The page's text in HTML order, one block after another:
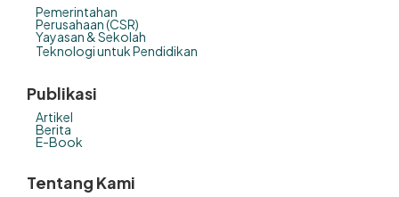
Pemerintahan
Perusahaan (CSR)
Yayasan & Sekolah
Teknologi untuk Pendidikan
Publikasi
Artikel
Berita
E-Book
Tentang Kami